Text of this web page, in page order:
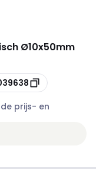
Ø10x50mm
prijs- en